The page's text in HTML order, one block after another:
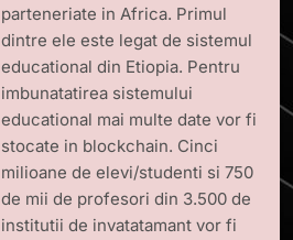
parteneriate in Africa. Primul
dintre ele este legat de sistemul
educational din Etiopia. Pentru
imbunatatirea sistemului
educational mai multe date vor fi
stocate in blockchain. Cinci
milioane de elevi/studenti si 750
de mii de profesori din 3.500 de
institutii de invatatamant vor fi